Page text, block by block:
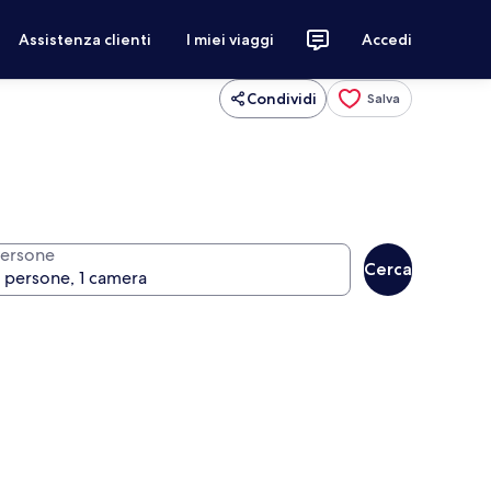
Assistenza clienti I miei viaggi Accedi
Condividi Salva
Cerca